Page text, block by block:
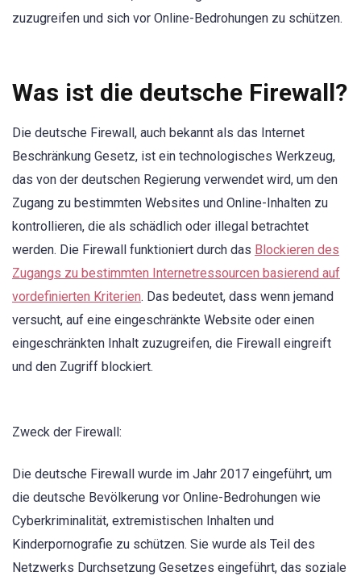
zuzugreifen und sich vor Online-Bedrohungen zu schützen.
Was ist die deutsche Firewall?
Die deutsche Firewall, auch bekannt als das Internet
Beschränkung Gesetz, ist ein technologisches Werkzeug,
das von der deutschen Regierung verwendet wird, um den
Zugang zu bestimmten Websites und Online-Inhalten zu
kontrollieren, die als schädlich oder illegal betrachtet
werden. Die Firewall funktioniert durch das Blockieren des
Zugangs zu bestimmten Internetressourcen basierend auf
vordefinierten Kriterien. Das bedeutet, dass wenn jemand
versucht, auf eine eingeschränkte Website oder einen
eingeschränkten Inhalt zuzugreifen, die Firewall eingreift
und den Zugriff blockiert.
Zweck der Firewall:
Die deutsche Firewall wurde im Jahr 2017 eingeführt, um
die deutsche Bevölkerung vor Online-Bedrohungen wie
Cyberkriminalität, extremistischen Inhalten und
Kinderpornografie zu schützen. Sie wurde als Teil des
Netzwerks Durchsetzung Gesetzes eingeführt, das soziale